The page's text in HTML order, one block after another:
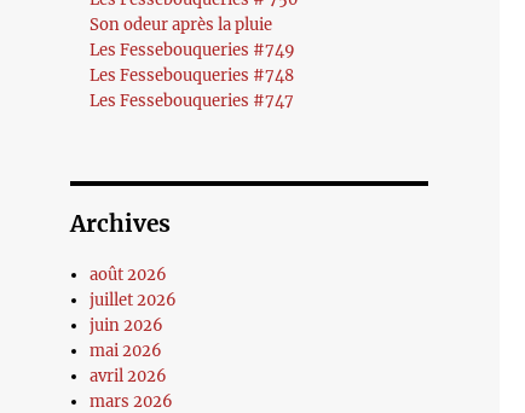
Son odeur après la pluie
Les Fessebouqueries #749
Les Fessebouqueries #748
Les Fessebouqueries #747
Archives
août 2026
juillet 2026
juin 2026
mai 2026
avril 2026
mars 2026